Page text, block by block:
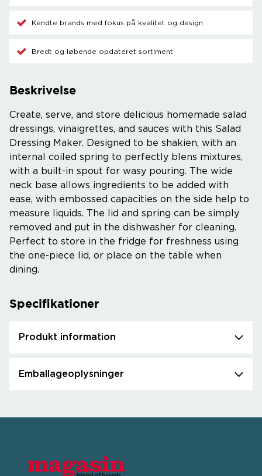
Kendte brands med fokus på kvalitet og design
Bredt og løbende opdateret sortiment
Beskrivelse
Create, serve, and store delicious homemade salad
dressings, vinaigrettes, and sauces with this Salad
Dressing Maker. Designed to be shakien, with an
internal coiled spring to perfectly blens mixtures,
with a built-in spout for wasy pouring. The wide
neck base allows ingredients to be added with
ease, with embossed capacities on the side help to
measure liquids. The lid and spring can be simply
removed and put in the dishwasher for cleaning.
Perfect to store in the fridge for freshness using
the one-piece lid, or place on the table when
dining.
Specifikationer
Produkt information
Emballageoplysninger